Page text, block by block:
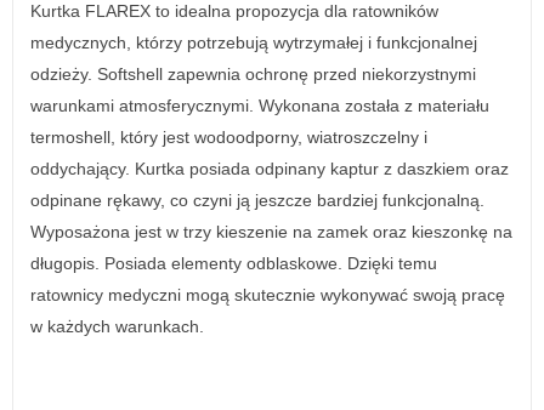
Kurtka FLAREX to idealna propozycja dla ratowników
medycznych, którzy potrzebują wytrzymałej i funkcjonalnej
odzieży. Softshell zapewnia ochronę przed niekorzystnymi
warunkami atmosferycznymi. Wykonana została z materiału
termoshell, który jest wodoodporny, wiatroszczelny i
oddychający. Kurtka posiada odpinany kaptur z daszkiem oraz
odpinane rękawy, co czyni ją jeszcze bardziej funkcjonalną.
Wyposażona jest w trzy kieszenie na zamek oraz kieszonkę na
długopis. Posiada elementy odblaskowe. Dzięki temu
ratownicy medyczni mogą skutecznie wykonywać swoją pracę
w każdych warunkach.